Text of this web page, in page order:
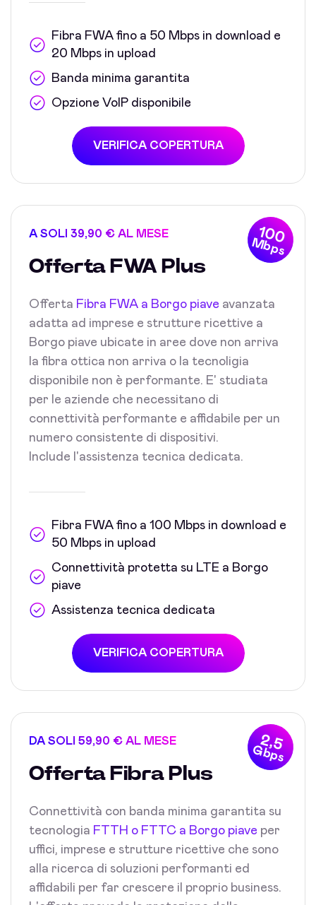
Fibra FWA fino a 50 Mbps in download e
20 Mbps in upload
Banda minima garantita
Opzione VoIP disponibile
VERIFICA COPERTURA
100
Mbps
A SOLI 39,90 € AL MESE
Offerta FWA Plus
Offerta Fibra FWA a Borgo piave avanzata
adatta ad imprese e strutture ricettive a
Borgo piave ubicate in aree dove non arriva
la fibra ottica non arriva o la tecnoligia
disponibile non è performante. E' studiata
per le aziende che necessitano di
connettività performante e affidabile per un
numero consistente di dispositivi.
Include l'assistenza tecnica dedicata.
Fibra FWA fino a 100 Mbps in download e
50 Mbps in upload
Connettività protetta su LTE a Borgo
piave
Assistenza tecnica dedicata
VERIFICA COPERTURA
2,5
Gbps
DA SOLI 59,90 € AL MESE
Offerta Fibra Plus
Connettività con banda minima garantita su
tecnologia FTTH o FTTC a Borgo piave per
uffici, imprese e strutture ricettive che sono
alla ricerca di soluzioni performanti ed
affidabili per far crescere il proprio business.